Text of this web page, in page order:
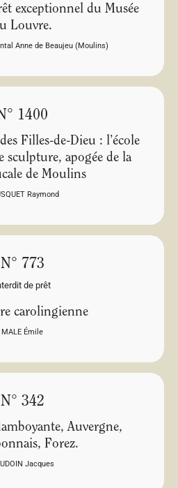
exceptionnel du Musée
Louvre.
Anne de Beaujeu (Moulins)
1400
Filles-de-Dieu : l’école
sculpture, apogée de la
de Moulins
Raymond
N° 773
de prêt
carolingienne
MALE Émile
N° 342
Auvergne,
Forez.
Jacques